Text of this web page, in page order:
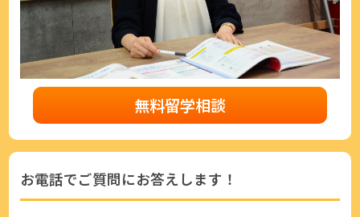
無料留学相談
お電話でご質問にお答えします！